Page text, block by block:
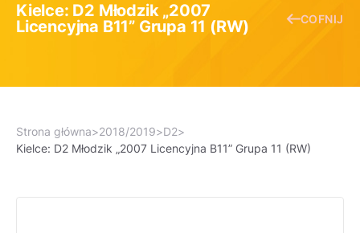
Kielce: D2 Młodzik „2007
Licencyjna B11” Grupa 11 (RW)
COFNIJ
Strona główna>2018/2019>D2>
Kielce: D2 Młodzik „2007 Licencyjna B11” Grupa 11 (RW)